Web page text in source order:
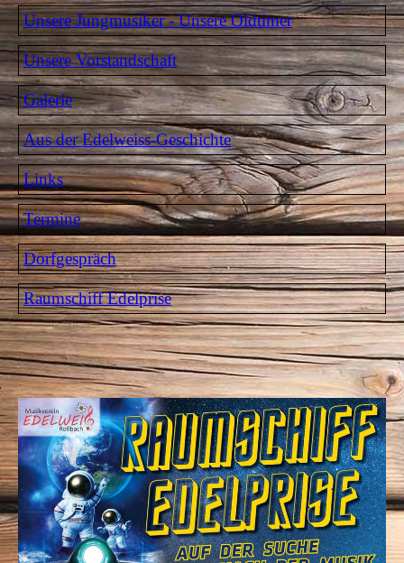
Unsere Jungmusiker - Unsere Oldtimer
Unsere Vorstandschaft
Galerie
Aus der Edelweiss-Geschichte
Links
Termine
Dorfgespräch
Raumschiff Edelprise